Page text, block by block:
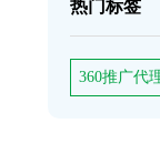
热门标签
360推广代